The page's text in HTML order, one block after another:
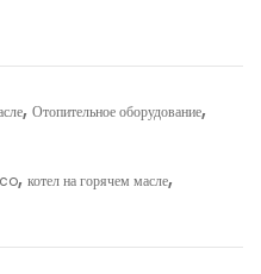
, Отопительное оборудование,
, котел на горячем масле,